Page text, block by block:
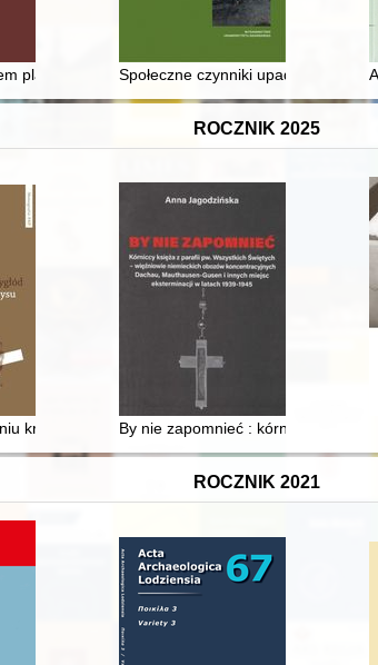
początku XVII wieku w świetle zapisów w
planów Prusjasza I?Społeczne czynniki upadku i
ROCZNIK 2025
kryzysu : nacjonalistyczna radykalizacja
By nie zapomnieć : kórniccy księża
ROCZNIK 2021